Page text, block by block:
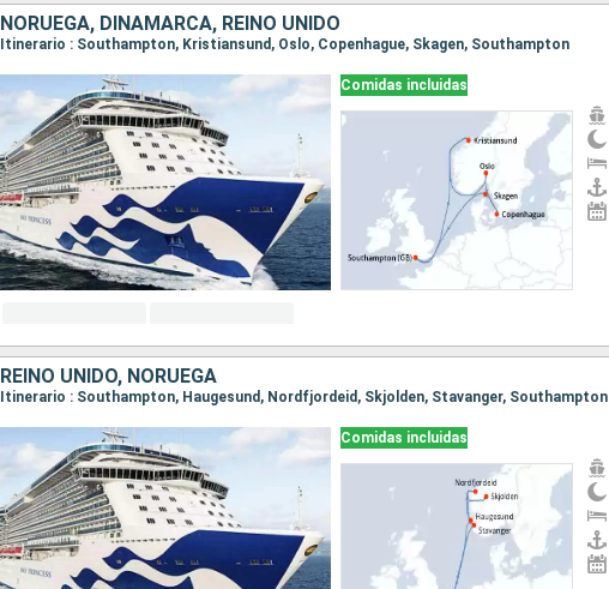
NORUEGA, DINAMARCA, REINO UNIDO
Itinerario : Southampton, Kristiansund, Oslo, Copenhague, Skagen, Southampton
Comidas incluidas
REINO UNIDO, NORUEGA
Itinerario : Southampton, Haugesund, Nordfjordeid, Skjolden, Stavanger, Southampton
Comidas incluidas